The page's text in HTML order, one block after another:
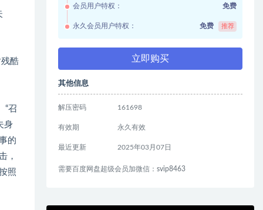
酷
“召
身
的
，
照
会员用户特权： 免费
永久会员用户特权： 免费 推荐
立即购买
其他信息
解压密码 161698
有效期 永久有效
最近更新 2025年03月07日
需要百度网盘超级会员加微信：svip8463